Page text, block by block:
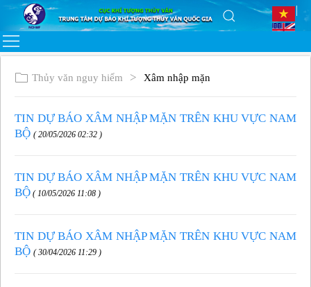
Thủy văn nguy hiểm Xâm nhập mặn
TIN DỰ BÁO XÂM NHẬP MẶN TRÊN KHU VỰC NAM
BỘ ( 20/05/2026 02:32 )
TIN DỰ BÁO XÂM NHẬP MẶN TRÊN KHU VỰC NAM
BỘ ( 10/05/2026 11:08 )
TIN DỰ BÁO XÂM NHẬP MẶN TRÊN KHU VỰC NAM
BỘ ( 30/04/2026 11:29 )